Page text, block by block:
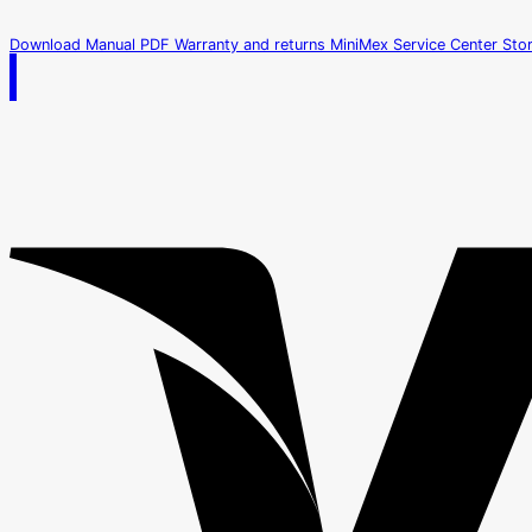
฿3,800.00.฿3,590.00.
Download Manual PDF Warranty and returns MiniMex Service Center